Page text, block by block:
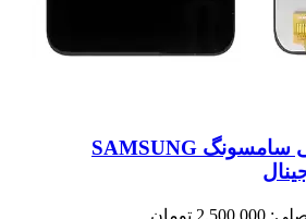
تاچ ال سی دی گوشی سامسونگ SAMSUNG
قیمت اصلی: 2,500,000 تومان